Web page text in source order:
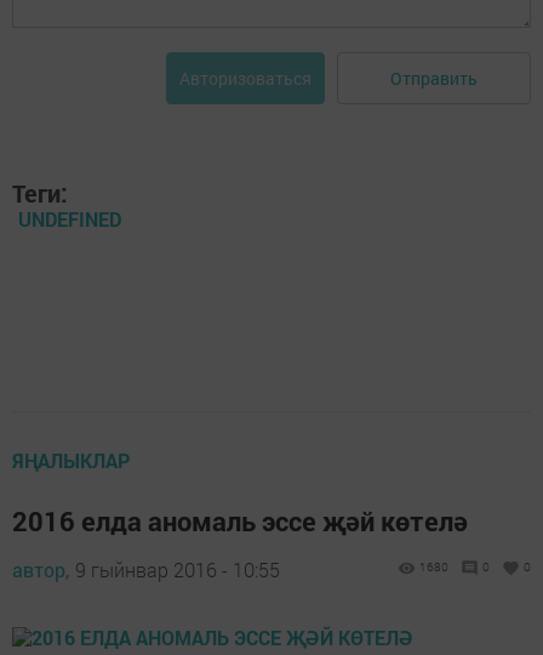
Авторизоваться Отправить
Теги:
UNDEFINED
ЯҢАЛЫКЛАР
2016 елда аномаль эссе җәй көтелә
автор, 9 гыйнвар 2016 - 10:55 1680 0 0